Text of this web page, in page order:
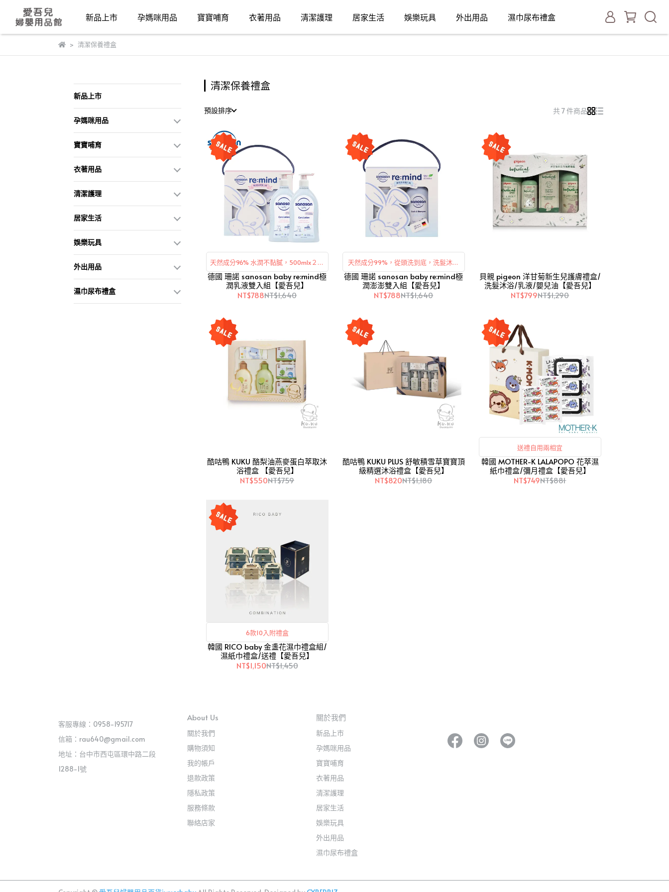
新品上市 孕媽咪用品 寶寶哺育 衣著用品 清潔護理 居家生活 娛樂玩具 外出用品 濕巾尿布禮盒
清潔保養禮盒
新品上市
孕媽咪用品
寶寶哺育
衣著用品
清潔護理
居家生活
娛樂玩具
外出用品
濕巾尿布禮盒
清潔保養禮盒
預設排序 共 7 件商品
天然成分96% 水潤不黏膩，500mlx２雙
入組合
德國 珊諾 sanosan baby re:mind極
潤乳液雙入組【愛吾兒】
NT$788NT$1,640
天然成分99%，從頭洗到底，洗髮沐浴
500mlx２雙入組合
德國 珊諾 sanosan baby re:mind極
潤澎澎雙入組【愛吾兒】
NT$788NT$1,640
貝親 pigeon 洋甘菊新生兒護膚禮盒/
洗髮沐浴/乳液/嬰兒油【愛吾兒】
NT$799NT$1,290
酷咕鴨 KUKU 酪梨油燕麥蛋白萃取沐
浴禮盒 【愛吾兒】
NT$550NT$759
酷咕鴨 KUKU PLUS 舒敏積雪草寶寶頂
級精選沐浴禮盒【愛吾兒】
NT$820NT$1,180
送禮自用兩相宜
韓國 MOTHER-K LALAPOPO 花萃濕
紙巾禮盒/彌月禮盒【愛吾兒】
NT$749NT$881
6款10入附禮盒
韓國 RICO baby 金盞花濕巾禮盒組/
濕紙巾禮盒/送禮【愛吾兒】
NT$1,150NT$1,450
客服專線：0958-195717
信箱：rau640@gmail.com
地址：台中市西屯區環中路二段
1288-1號
About Us
關於我們
購物須知
我的帳戶
退款政策
隱私政策
服務條款
聯絡店家
關於我們
新品上市
孕媽咪用品
寶寶哺育
衣著用品
清潔護理
居家生活
娛樂玩具
外出用品
濕巾尿布禮盒